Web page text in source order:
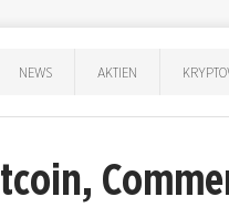
NEWS AKTIEN